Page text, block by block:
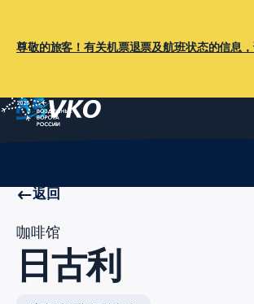
尊敬的旅客！有关机票退票及航班状态的信息，
返回
咖啡馆
日古利